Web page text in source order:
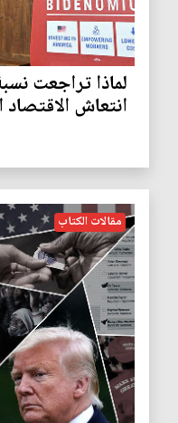
لماذا تراجعت
انتعاش الاقتصاد
مقالات الكتاب